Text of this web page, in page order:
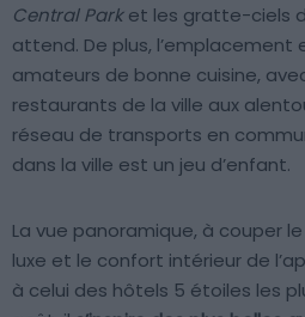
Central Parket les gratte-ciels
attend. De plus, l’emplacement
amateurs de bonne cuisine,
restaurants de la ville aux
réseau de transports en
dans la ville est un jeu d’enfant.
La vue panoramique, à couper
luxe et le confort intérieur de
à celui des hôtels 5 étoiles les